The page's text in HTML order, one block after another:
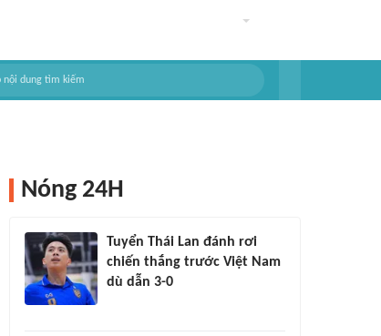
Nóng 24H
Tuyển Thái Lan đánh rơi
chiến thắng trước Việt Nam
dù dẫn 3-0